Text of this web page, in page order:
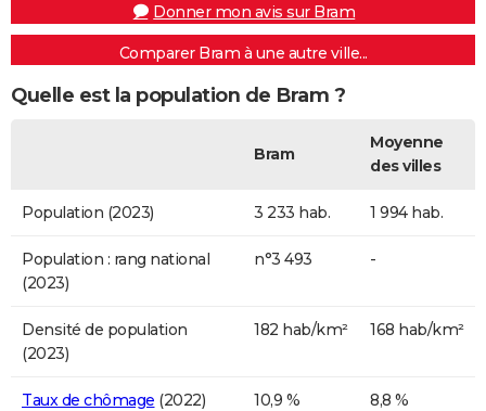
Donner mon avis sur Bram
Comparer Bram à une autre ville...
Quelle est la population de Bram ?
Bram
Moyenne
des villes
Population (2023) 3 233 hab. 1 994 hab.
Population : rang national
(2023)
n°3 493 -
Densité de population
(2023)
182 hab/km² 168 hab/km²
Taux de chômage (2022) 10,9 % 8,8 %